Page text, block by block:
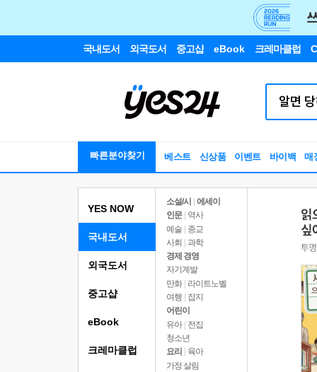
국내도서 외국도서 중고샵 eBook 크레마클럽
빠른분야찾기 베스트 신상품 이벤트 바이백 매
YES NOW
국내도서
소설/시
에세이
인문
역사
예술 | 종교
사회 | 과학
경제 경영
자기계발
만화 | 라이트노벨
여행
잡지
어린이
유아 | 전집
청소년
요리
육아
가정 살림
외국도서
중고샵
eBook
크레마클럽